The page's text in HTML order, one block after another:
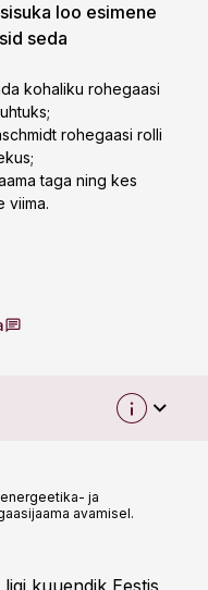
loo esimene
seda
kohaliku rohegaasi
rohegaasi rolli
taga ning kes
viima.
ja
avamisel.
kuuendik Eestis